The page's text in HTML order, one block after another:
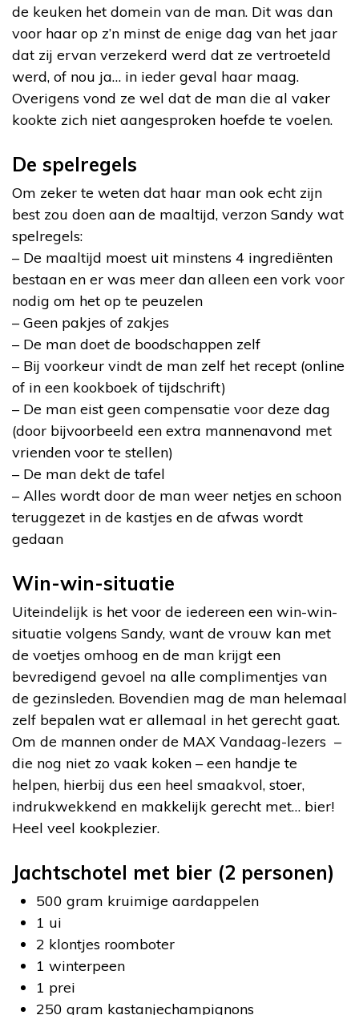
de keuken het domein van de man. Dit was dan
voor haar op z’n minst de enige dag van het jaar
dat zij ervan verzekerd werd dat ze vertroeteld
werd, of nou ja… in ieder geval haar maag.
Overigens vond ze wel dat de man die al vaker
kookte zich niet aangesproken hoefde te voelen.
De spelregels
Om zeker te weten dat haar man ook echt zijn
best zou doen aan de maaltijd, verzon Sandy wat
spelregels:
– De maaltijd moest uit minstens 4 ingrediënten
bestaan en er was meer dan alleen een vork voor
nodig om het op te peuzelen
– Geen pakjes of zakjes
– De man doet de boodschappen zelf
– Bij voorkeur vindt de man zelf het recept (online
of in een kookboek of tijdschrift)
– De man eist geen compensatie voor deze dag
(door bijvoorbeeld een extra mannenavond met
vrienden voor te stellen)
– De man dekt de tafel
– Alles wordt door de man weer netjes en schoon
teruggezet in de kastjes en de afwas wordt
gedaan
Win-win-situatie
Uiteindelijk is het voor de iedereen een win-win-
situatie volgens Sandy, want de vrouw kan met
de voetjes omhoog en de man krijgt een
bevredigend gevoel na alle complimentjes van
de gezinsleden. Bovendien mag de man helemaal
zelf bepalen wat er allemaal in het gerecht gaat.
Om de mannen onder de MAX Vandaag-lezers –
die nog niet zo vaak koken – een handje te
helpen, hierbij dus een heel smaakvol, stoer,
indrukwekkend en makkelijk gerecht met… bier!
Heel veel kookplezier.
Jachtschotel met bier (2 personen)
500 gram kruimige aardappelen
1 ui
2 klontjes roomboter
1 winterpeen
1 prei
250 gram kastanjechampignons